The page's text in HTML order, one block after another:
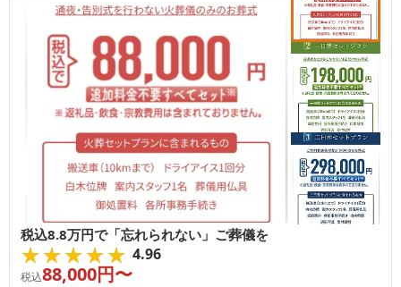
税込8.8万円で「忘れられない」ご葬儀を
★★★★★
★★★★★ 4.96
税込88,000円〜